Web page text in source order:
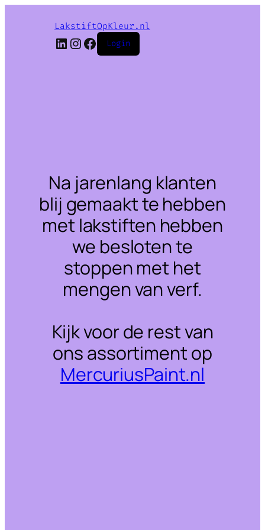
LakstiftOpKleur.nl
LinkedIn
Instagram
Facebook
Login
Na jarenlang klanten
blij gemaakt te hebben
met lakstiften hebben
we besloten te
stoppen met het
mengen van verf.
Kijk voor de rest van
ons assortiment op
MercuriusPaint.nl